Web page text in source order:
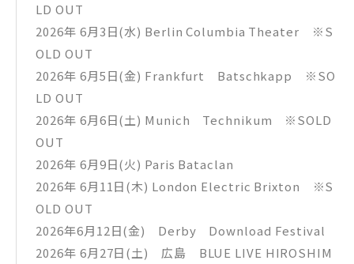
LD OUT
2026年 6月3日(水) Berlin Columbia Theater ※S
OLD OUT
2026年 6月5日(金) Frankfurt Batschkapp ※SO
LD OUT
2026年 6月6日(土) Munich Technikum ※SOLD
OUT
2026年 6月9日(火) Paris Bataclan
2026年 6月11日(木) London Electric Brixton ※S
OLD OUT
2026年6月12日(金) Derby Download Festival
2026年 6月27日(土) 広島 BLUE LIVE HIROSHIM